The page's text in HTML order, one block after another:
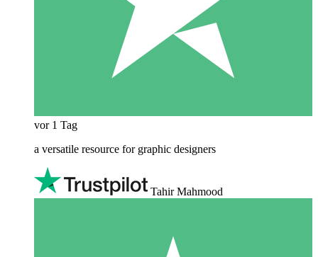
vor 1 Tag
a versatile resource for graphic designers
Tahir Mahmood